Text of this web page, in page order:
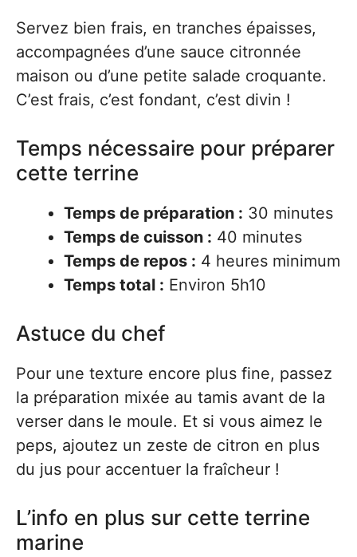
Servez bien frais, en tranches épaisses,
accompagnées d’une sauce citronnée
maison ou d’une petite salade croquante.
C’est frais, c’est fondant, c’est divin !
Temps nécessaire pour préparer
cette terrine
Temps de préparation : 30 minutes
Temps de cuisson : 40 minutes
Temps de repos : 4 heures minimum
Temps total : Environ 5h10
Astuce du chef
Pour une texture encore plus fine, passez
la préparation mixée au tamis avant de la
verser dans le moule. Et si vous aimez le
peps, ajoutez un zeste de citron en plus
du jus pour accentuer la fraîcheur !
L’info en plus sur cette terrine
marine